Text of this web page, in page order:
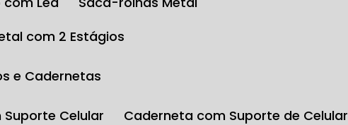
com 2 Estágios
e Cadernetas
Suporte Celular
Caderneta com Suporte de Celular